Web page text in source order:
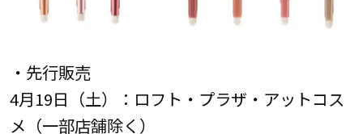
・先行販売
4月19日（土）：ロフト・プラザ・アットコス
メ（一部店舗除く）